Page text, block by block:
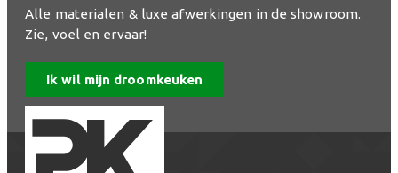
Alle materialen & luxe afwerkingen in de showroom.
Zie, voel en ervaar!
Ik wil mijn droomkeuken